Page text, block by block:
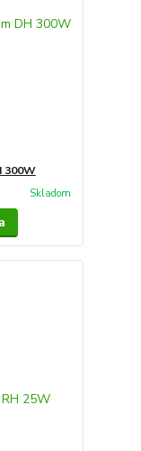
300W
Skladom